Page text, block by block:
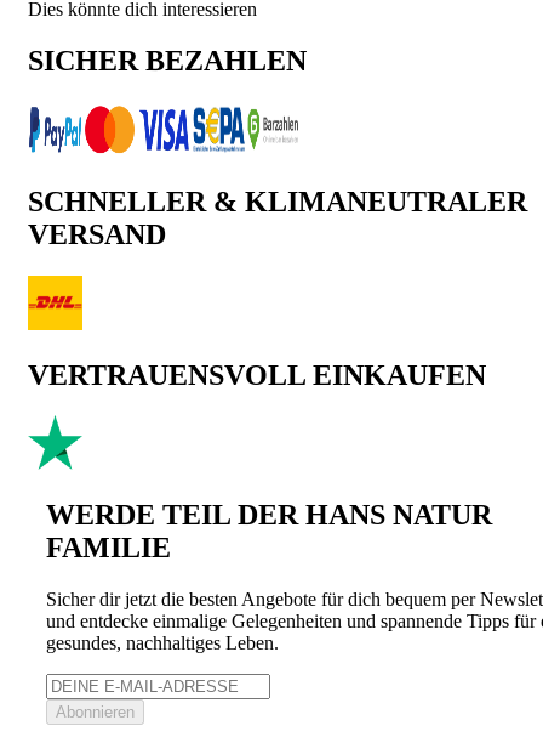
Dies könnte dich interessieren
SICHER BEZAHLEN
SCHNELLER & KLIMANEUTRALER
VERSAND
VERTRAUENSVOLL EINKAUFEN
WERDE TEIL DER HANS NATUR
FAMILIE
Sicher dir jetzt die besten Angebote für dich bequem per
und entdecke einmalige Gelegenheiten und spannende Tipps für
gesundes, nachhaltiges Leben.
Abonnieren